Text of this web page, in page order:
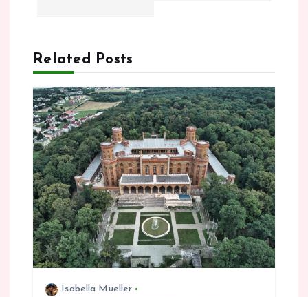
s
n
a
v
g
a
Related Posts
Isabella Mueller